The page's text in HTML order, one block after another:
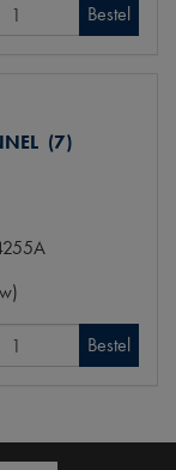
Bestel
(7)
Bestel